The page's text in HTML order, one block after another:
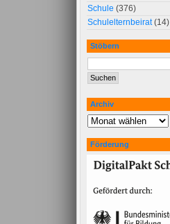
Schule (376)
Schulelternbeirat(14)
Stöbern
Archiv
Förderung